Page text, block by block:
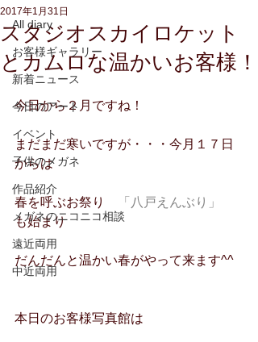
All diary
お客様ギャラリー
新着ニュース
今日のアート
イベント
子供のメガネ
作品紹介
メガネのニコニコ相談
遠近両用
中近両用
スタジオスカイロケット
とカムロな温かいお客様！
2017年1月31日
今日から２月ですね！
まだまだ寒いですが・・・今月１７日
からは
春を呼ぶお祭り
「八戸えんぶり」
も始まり
だんだんと温かい春がやって来ます^^
本日のお客様写真館は